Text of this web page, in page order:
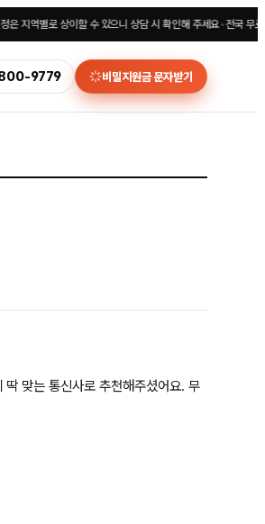
별로 상이할 수 있으니 상담 시 확인해 주세요•전국 무료상담
9779 비밀지원금 문자받기
맞는 통신사로 추천해주셨어요. 무